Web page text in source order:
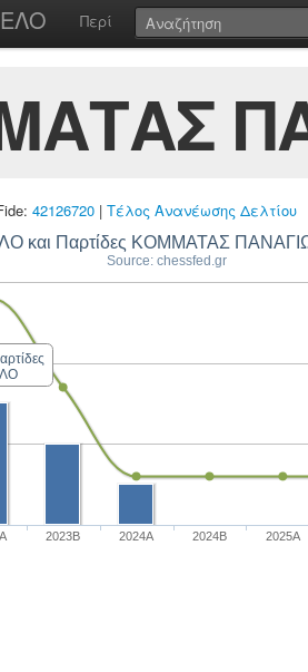
Περί
42126720 | Τέλος Ανανέωσης Δελτίου
και Παρτίδες ΚΟΜΜΑΤΑΣ
Source: chessfed.gr
2023B 2024A 2024B 2025A